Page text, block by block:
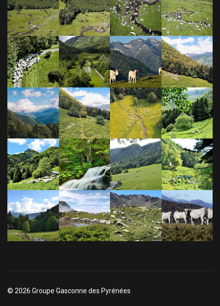
© 2026 Groupe Gasconne des Pyrénées